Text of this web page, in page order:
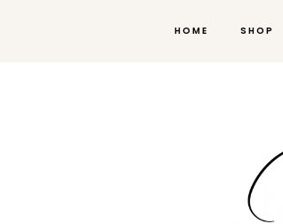
HOME SHOP